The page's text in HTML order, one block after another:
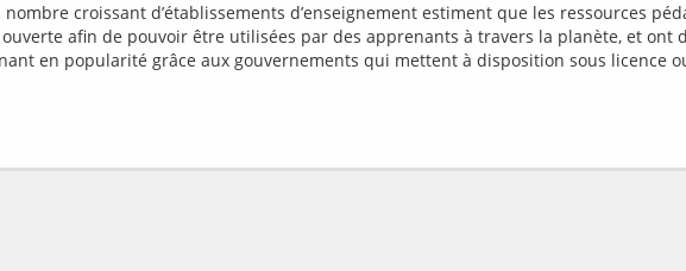
croissant d’établissements d’enseignement estiment que les ressources
afin de pouvoir être utilisées par des apprenants à travers la planète, et ont
en popularité grâce aux gouvernements qui mettent à disposition sous licence